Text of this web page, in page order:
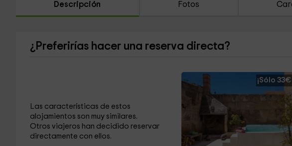
Descripción Fotos
¿Preferirías hacer una reserva directa?
Las características de estos
alojamientos son muy similares.
Otros viajeros han decidido reservar
directamente con ellos.
¡Sólo